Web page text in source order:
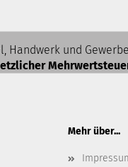
Handwerk und
Mehr über...